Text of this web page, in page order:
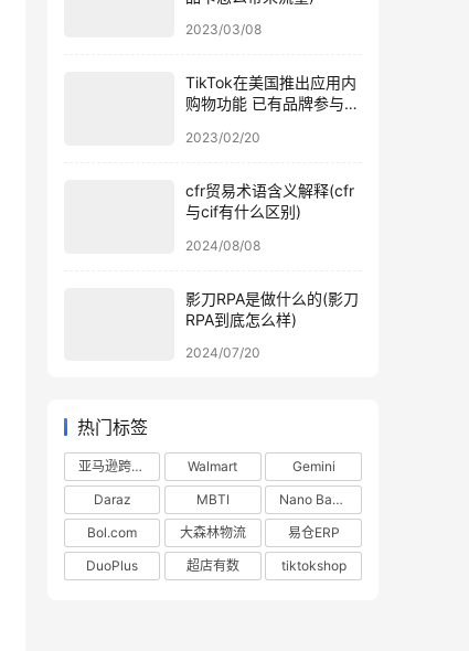
2023/03/08
TikTok在美国推出应用内
购物功能 已有品牌参与内
2023/02/20
cfr贸易术语含义解释(cfr
与cif有什么区别)
2024/08/08
影刀RPA是做什么的(影刀
RPA到底怎么样)
2024/07/20
热门标签
亚马逊跨境电商 Walmart
Gemini
Daraz
MBTI
Nano Banana
Bol.com
大森林物流
易仓ERP
DuoPlus
超店有数 tiktokshop